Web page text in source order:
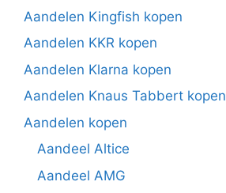
Aandelen Kingfish kopen
Aandelen KKR kopen
Aandelen Klarna kopen
Aandelen Knaus Tabbert kopen
Aandelen kopen
Aandeel Altice
Aandeel AMG